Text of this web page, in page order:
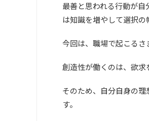
最善と思われる行動が
は知識を増やして選択
今回は、職場で起こるさ
創造性が働くのは、欲求
そのため、自分自身の
す。